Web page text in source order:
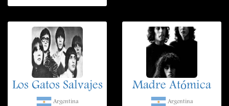
Los Gatos Salvajes
Argentina
Madre Atómica
Argentina